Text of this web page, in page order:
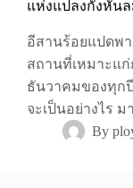
แห่งแปลงกังหันล
อีสานร้อยแปดพ
สถานที่เหมาะแ
ธันวาคมของทุก
จะเป็นอย่างไร
By